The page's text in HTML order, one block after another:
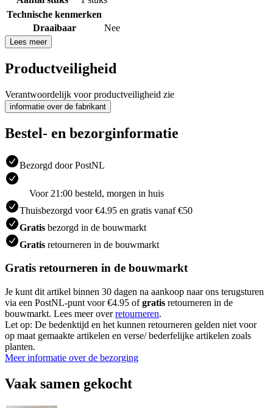
Technische kenmerken
Draaibaar
Nee
Lees meer
Productveiligheid
Verantwoordelijk voor productveiligheid zie
informatie over de fabrikant
Bestel- en bezorginformatie
Bezorgd door PostNL
Voor 21:00 besteld, morgen in huis
Thuisbezorgd voor €4.95 en gratis vanaf €50
Gratis bezorgd in de bouwmarkt
Gratis retourneren in de bouwmarkt
Gratis retourneren in de bouwmarkt
Je kunt dit artikel binnen 30 dagen na aankoop naar ons terugsturen
via een PostNL-punt voor €4.95 ofgratis retourneren in de
bouwmarkt. Lees meer overretourneren.
Let op: De bedenktijd en het kunnen retourneren gelden niet voor
op maat gemaakte artikelen en verse/ bederfelijke artikelen zoals
planten.
Meer informatie over de bezorging
Vaak samen gekocht